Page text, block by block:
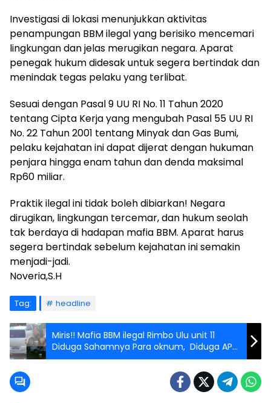
Investigasi di lokasi menunjukkan aktivitas
penampungan BBM ilegal yang berisiko mencemari
lingkungan dan jelas merugikan negara. Aparat
penegak hukum didesak untuk segera bertindak dan
menindak tegas pelaku yang terlibat.
Sesuai dengan Pasal 9 UU RI No. 11 Tahun 2020
tentang Cipta Kerja yang mengubah Pasal 55 UU RI
No. 22 Tahun 2001 tentang Minyak dan Gas Bumi,
pelaku kejahatan ini dapat dijerat dengan hukuman
penjara hingga enam tahun dan denda maksimal
Rp60 miliar.
Praktik ilegal ini tidak boleh dibiarkan! Negara
dirugikan, lingkungan tercemar, dan hukum seolah
tak berdaya di hadapan mafia BBM. Aparat harus
segera bertindak sebelum kejahatan ini semakin
menjadi-jadi.
Noveria,S.H
Tag: headline
Miris!! Mafia BBM ilegal Rimbo Ulu unit 11
Diduga Sahamnya Para oknum, Diduga APH
Tutup Mata